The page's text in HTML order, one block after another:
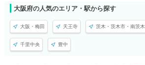
大阪府の人気のエリア・駅から探す
大阪・梅田 天王寺 茨木・茨木市・南茨木
千里中央 豊中